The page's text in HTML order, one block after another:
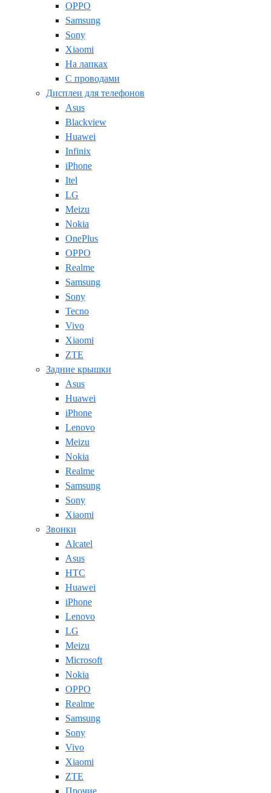
OPPO
Samsung
Sony
Xiaomi
На лапках
С проводами
Дисплеи для телефонов
Asus
Blackview
Huawei
Infinix
iPhone
Itel
LG
Meizu
Nokia
OnePlus
OPPO
Realme
Samsung
Sony
Tecno
Vivo
Xiaomi
ZTE
Задние крышки
Asus
Huawei
iPhone
Lenovo
Meizu
Nokia
Realme
Samsung
Sony
Xiaomi
Звонки
Alcatel
Asus
HTC
Huawei
iPhone
Lenovo
LG
Meizu
Microsoft
Nokia
OPPO
Realme
Samsung
Sony
Vivo
Xiaomi
ZTE